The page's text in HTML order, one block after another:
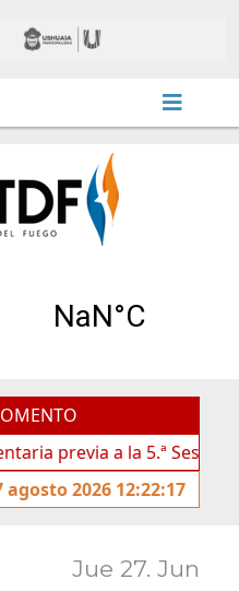
a la 5.ª Sesión Ordinaria
2026 12:22:17
Jue 27. Jun